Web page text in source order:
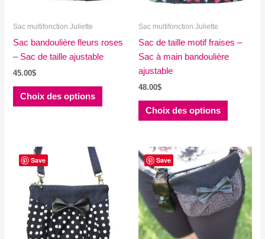
Sac multifonction Juliette
Sac bandoulière fleurs roses
– Sac de taille ajustable
45.00$
Choix des options
Ce
options
peuvent
être
choisies
sur
Sac multifonction Juliette
Sac de taille motif fraises –
Sac à main bandoulière
ajustable
48.00$
Choix des options
Ce
plusieurs
Les
options
peuvent
être
choisies
Save Save